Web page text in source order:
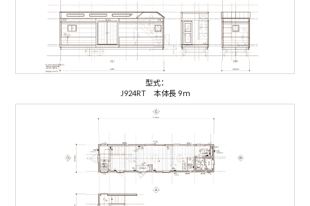
型式：
J924RT 本体長 9ｍ